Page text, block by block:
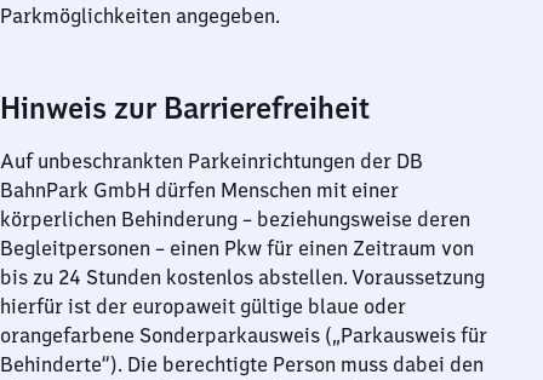
Parkmöglichkeiten angegeben.
Hinweis zur Barrierefreiheit
Auf unbeschrankten Parkeinrichtungen der DB
BahnPark GmbH dürfen Menschen mit einer
körperlichen Behinderung – beziehungsweise deren
Begleitpersonen – einen Pkw für einen Zeitraum von
bis zu 24 Stunden kostenlos abstellen. Voraussetzung
hierfür ist der europaweit gültige blaue oder
orangefarbene Sonderparkausweis („Parkausweis für
Behinderte“). Die berechtigte Person muss dabei den